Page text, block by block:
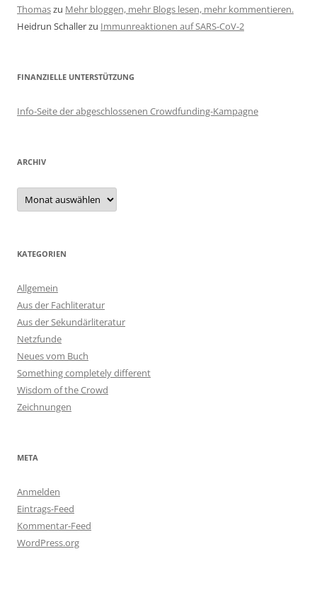
Thomaszu Mehr bloggen, mehr Blogs lesen, mehr kommentieren.
Heidrun Schallerzu Immunreaktionen auf SARS-CoV-2
FINANZIELLE UNTERSTÜTZUNG
Info-Seite der abgeschlossenen Crowdfunding-Kampagne
ARCHIV
Archiv
KATEGORIEN
Allgemein
Aus der Fachliteratur
Aus der Sekundärliteratur
Netzfunde
Neues vom Buch
Something completely different
Wisdom of the Crowd
Zeichnungen
META
Anmelden
Eintrags-Feed
Kommentar-Feed
WordPress.org